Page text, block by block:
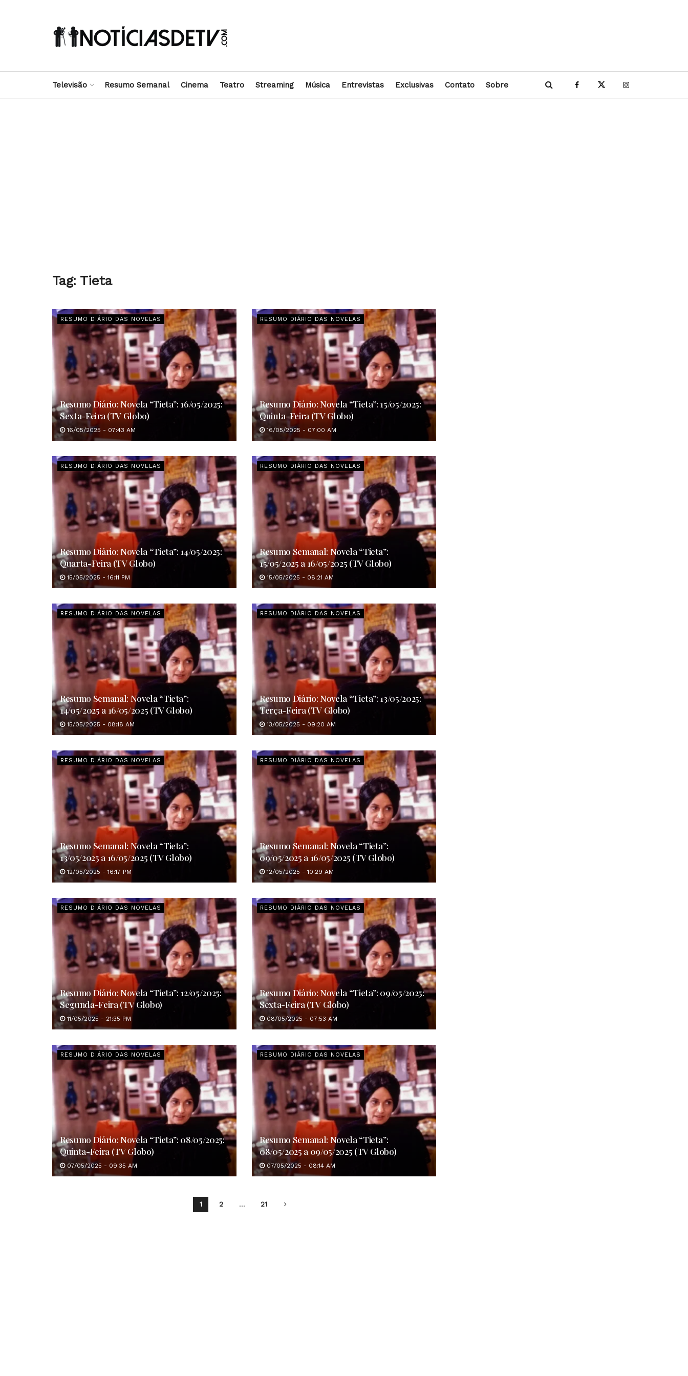
Televisão Resumo Semanal Cinema Teatro Streaming Música Entrevistas Exclusivas Contato Sobre
Tag: Tieta
RESUMO DIÁRIO DAS NOVELAS
Resumo Diário: Novela “Tieta”: 16/05/2025:
Sexta-Feira (TV Globo)
16/05/2025 - 07:43 AM
RESUMO DIÁRIO DAS NOVELAS
Resumo Diário: Novela “Tieta”: 15/05/2025:
Quinta-Feira (TV Globo)
16/05/2025 - 07:00 AM
RESUMO DIÁRIO DAS NOVELAS
Resumo Diário: Novela “Tieta”: 14/05/2025:
Quarta-Feira (TV Globo)
15/05/2025 - 16:11 PM
RESUMO DIÁRIO DAS NOVELAS
Resumo Semanal: Novela “Tieta”:
15/05/2025 a 16/05/2025 (TV Globo)
15/05/2025 - 08:21 AM
RESUMO DIÁRIO DAS NOVELAS
Resumo Semanal: Novela “Tieta”:
14/05/2025 a 16/05/2025 (TV Globo)
15/05/2025 - 08:18 AM
RESUMO DIÁRIO DAS NOVELAS
Resumo Diário: Novela “Tieta”: 13/05/2025:
Terça-Feira (TV Globo)
13/05/2025 - 09:20 AM
RESUMO DIÁRIO DAS NOVELAS
Resumo Semanal: Novela “Tieta”:
13/05/2025 a 16/05/2025 (TV Globo)
12/05/2025 - 16:17 PM
RESUMO DIÁRIO DAS NOVELAS
Resumo Semanal: Novela “Tieta”:
09/05/2025 a 16/05/2025 (TV Globo)
12/05/2025 - 10:29 AM
RESUMO DIÁRIO DAS NOVELAS
Resumo Diário: Novela “Tieta”: 12/05/2025:
Segunda-Feira (TV Globo)
11/05/2025 - 21:35 PM
RESUMO DIÁRIO DAS NOVELAS
Resumo Diário: Novela “Tieta”: 09/05/2025:
Sexta-Feira (TV Globo)
08/05/2025 - 07:53 AM
RESUMO DIÁRIO DAS NOVELAS
Resumo Diário: Novela “Tieta”: 08/05/2025:
Quinta-Feira (TV Globo)
07/05/2025 - 09:35 AM
RESUMO DIÁRIO DAS NOVELAS
Resumo Semanal: Novela “Tieta”:
08/05/2025 a 09/05/2025 (TV Globo)
07/05/2025 - 08:14 AM
1 2 … 21